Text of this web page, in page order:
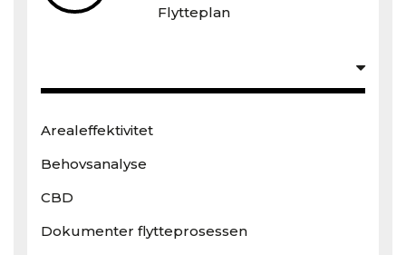
Flytteplan
Arealeffektivitet
Behovsanalyse
CBD
Dokumenter flytteprosessen